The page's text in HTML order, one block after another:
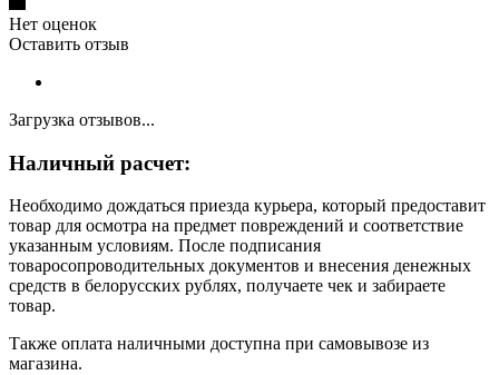
Нет оценок
Оставить отзыв
Загрузка отзывов...
Наличный расчет:
Необходимо дождаться приезда курьера, который предоставит
товар для осмотра на предмет повреждений и соответствие
указанным условиям. После подписания
товаросопроводительных документов и внесения денежных
средств в белорусских рублях, получаете чек и забираете
товар.
Также оплата наличными доступна при самовывозе из
магазина.